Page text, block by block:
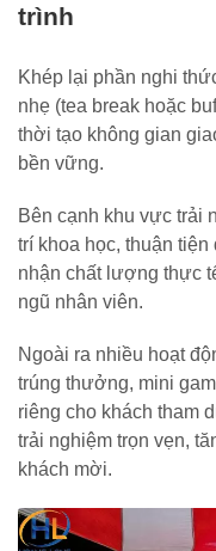
trình
Khép lại phần nghi
nhẹ (tea break hoặc
thời tạo không gian
bền vững.
Bên cạnh khu vực trải
trí khoa học, thuận
nhận chất lượng thực
ngũ nhân viên.
Ngoài ra nhiều hoạt
trúng thưởng, mini
riêng cho khách tham
trải nghiệm trọn vẹn,
khách mời.